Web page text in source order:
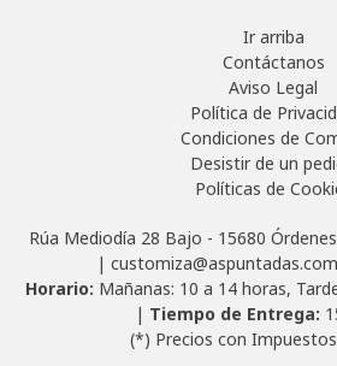
Ir arriba
Contáctanos
Aviso Legal
Política de
Condiciones de
Desistir de un
Políticas de
Rúa Mediodía 28 Bajo - 15680
|
Horario: Mañanas: 10 a 14 horas,
| Tiempo de Entrega:
(*) Precios con